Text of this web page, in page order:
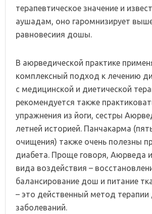
терапевтическое значение и
аушадам, оно гаромнизирует
равновесиия дошы.
В аюрведической практике
комплексный подход к лечению
с медицинской и диетической
рекомендуется также
упражнения из йоги, сестры
летней историей. Панчакарма
очищения) также очень полезны
диабета. Проще говоря, Аюрведа
вида воздействия –
балансирование дош и питание
– это действенный метод терапии
заболеваний.